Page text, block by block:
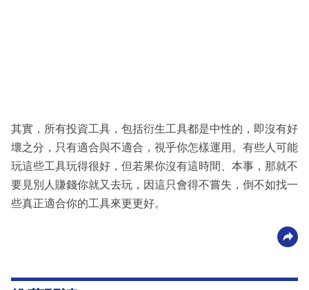
其實，所有投資工具，包括衍生工具都是中性的，即沒有好
壞之分，只有適合與不適合，視乎你怎樣運用。有些人可能
玩這些工具玩得很好，但若果你沒有這時間、本事，那就不
要見別人賺錢你就又去玩，因這只會得不嘗失，倒不如找一
些真正適合你的工具來更更好。